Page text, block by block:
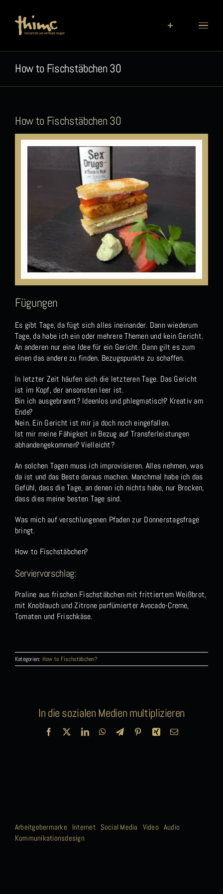
springen
How to Fischstäbchen 30
How to Fischstäbchen 30
Fügungen
Es gibt Tage, da fügt sich alles ineinander. Dann wiederum
Tage, da habe ich ein oder mehrere Themen und kein Gericht.
An anderen nur eine Idee für ein Gericht. Dann gilt es zum
einen das andere zu finden. Bezugspunkte zu schaffen.
In letzter Zeit häufen sich die letzteren Tage. Das Gericht
ist im Kopf, der ansonsten leer ist.
Bin ich ausgebrannt? Ideenlos und phlegmatisch? Kreativ am
Ende?
Nein. Ein Gericht ist mir ja doch noch eingefallen.
Ist mir meine Fähigkeit in Bezug auf Transferleistungen
abhandengekommen? Vielleicht?
An solchen Tagen muss ich improvisieren. Alles nehmen, was
da ist und das Beste daraus machen. Manchmal habe ich das
Gefühl, dass die Tage, an denen ich nichts habe, nur Brocken,
dass dies meine besten Tage sind.
Was mich auf verschlungenen Pfaden zur Donnerstagsfrage
bringt.
How to Fischstäbchen?
Serviervorschlag:
Praline aus frischen Fischstäbchen mit frittiertem Weißbrot,
mit Knoblauch und Zitrone parfümierter Avocado-Creme,
Tomaten und Frischkäse.
Kategorien: How to Fischstäbchen?
In die sozialen Medien multiplizieren
Facebook LinkedInWhatsApp
TelegramPinterestXing E-
Arbeitgebermarke Internet Social Media Video Audio
Kommunikationsdesign